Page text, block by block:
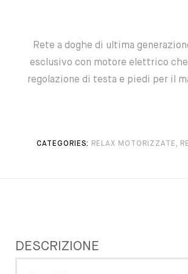
Rete a doghe di ultima
esclusivo con motore elettrico
regolazione di testa e piedi per il
CATEGORIES: RELAX MOTORIZZATE ,
DESCRIZIONE